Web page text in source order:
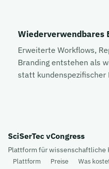
Wiederverwendbares
Erweiterte Workflows,
Branding entstehen als
statt kundenspezifischer
SciSerTec vCongress
Plattform für wissenschaftliche
Plattform Preise Was